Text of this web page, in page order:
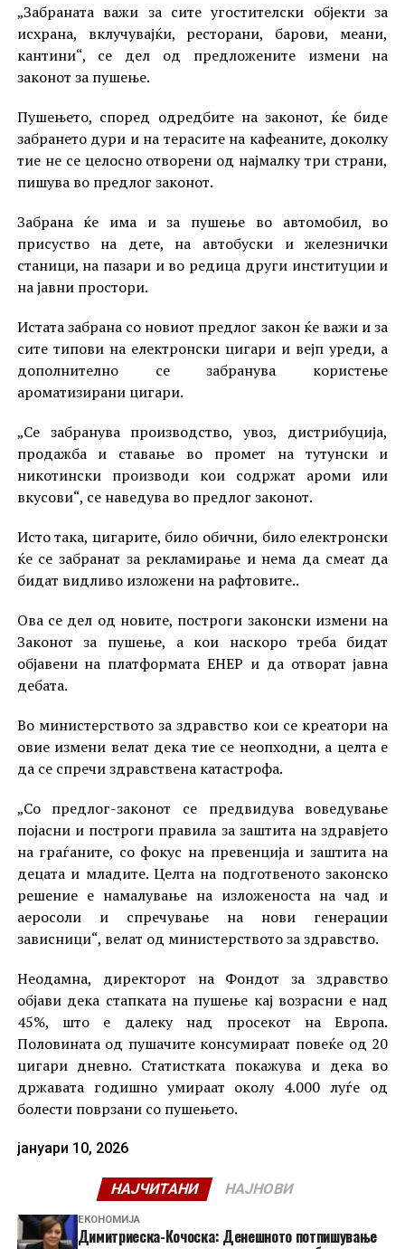
„Забраната важи за сите угостителски објекти за
исхрана, вклучувајќи, ресторани, барови, меани,
кантини“, се дел од предложените измени на
законот за пушење.
Пушењето, според одредбите на законот, ќе биде
забрането дури и на терасите на кафеаните, доколку
тие не се целосно отворени од најмалку три страни,
пишува во предлог законот.
Забрана ќе има и за пушење во автомобил, во
присуство на дете, на автобуски и железнички
станици, на пазари и во редица други институции и
на јавни простори.
Истата забрана со новиот предлог закон ќе важи и за
сите типови на електронски цигари и вејп уреди, а
дополнително се забранува користење
ароматизирани цигари.
„Се забранува производство, увоз, дистрибуција,
продажба и ставање во промет на тутунски и
никотински производи кои содржат ароми или
вкусови“, се наведува во предлог законот.
Исто така, цигарите, било обични, било електронски
ќе се забранат за рекламирање и нема да смеат да
бидат видливо изложени на рафтовите..
Ова се дел од новите, построги законски измени на
Законот за пушење, а кои наскоро треба бидат
објавени на платформата ЕНЕР и да отворат јавна
дебата.
Во министерството за здравство кои се креатори на
овие измени велат дека тие се неопходни, а целта е
да се спречи здравствена катастрофа.
„Со предлог-законот се предвидува воведување
појасни и построги правила за заштита на здравјето
на граѓаните, со фокус на превенција и заштита на
децата и младите. Целта на подготвеното законско
решение е намалување на изложеноста на чад и
аеросоли и спречување на нови генерации
зависници“, велат од министерството за здравство.
Неодамна, директорот на Фондот за здравство
објави дека стапката на пушење кај возрасни е над
45%, што е далеку над просекот на Европа.
Половината од пушачите консумираат повеќе од 20
цигари дневно. Статистката покажува и дека во
државата годишно умираат околу 4.000 луѓе од
болести поврзани со пушењето.
јануари 10, 2026
НАЈЧИТАНИ НАЈНОВИ
ЕКОНОМИЈА
Димитриеска-Кочоска: Денешното потпишување